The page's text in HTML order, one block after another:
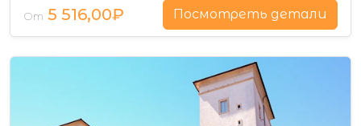
От 5 516,00₽ Посмотреть детали